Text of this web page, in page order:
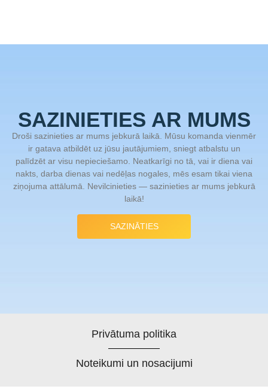
SAZINIETIES AR MUMS
Droši sazinieties ar mums jebkurā laikā. Mūsu komanda vienmēr
ir gatava atbildēt uz jūsu jautājumiem, sniegt atbalstu un
palīdzēt ar visu nepieciešamo. Neatkarīgi no tā, vai ir diena vai
nakts, darba dienas vai nedēļas nogales, mēs esam tikai viena
ziņojuma attālumā. Nevilcinieties — sazinieties ar mums jebkurā
laikā!
SAZINĀTIES
Privātuma politika
Noteikumi un nosacijumi